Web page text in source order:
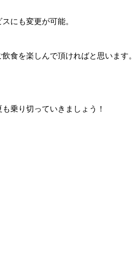
にも変更が可能。
食を楽しんで頂ければと思います。
乗り切っていきましょう！